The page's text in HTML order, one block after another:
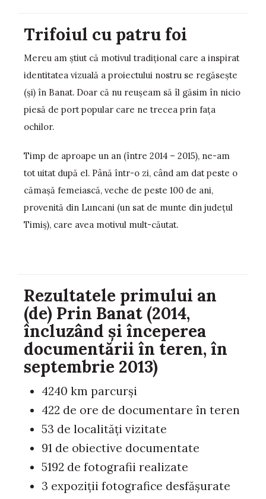
Trifoiul cu patru foi
Mereu am ştiut că motivul tradiţional care a inspirat
identitatea vizuală a proiectului nostru se regăseşte
(şi) în Banat. Doar că nu reuşeam să îl găsim în nicio
piesă de port popular care ne trecea prin faţa
ochilor.
Timp de aproape un an (între 2014 – 2015), ne-am
tot uitat după el. Până într-o zi, când am dat peste o
cămaşă femeiască, veche de peste 100 de ani,
provenită din Luncani (un sat de munte din judeţul
Timiş), care avea motivul mult-căutat.
Rezultatele primului an
(de) Prin Banat (2014,
încluzând și începerea
documentării în teren, în
septembrie 2013)
4240 km parcurşi
422 de ore de documentare în teren
53 de localităţi vizitate
91 de obiective documentate
5192 de fotografii realizate
3 expoziţii fotografice desfăşurate